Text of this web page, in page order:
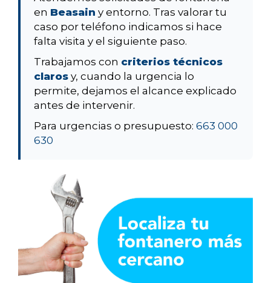
en Beasain y entorno. Tras valorar tu
caso por teléfono indicamos si hace
falta visita y el siguiente paso.
Trabajamos con criterios técnicos
claros y, cuando la urgencia lo
permite, dejamos el alcance explicado
antes de intervenir.
Para urgencias o presupuesto: 663 000
630